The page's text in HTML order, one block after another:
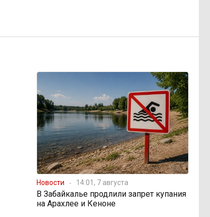
Новости 14:01, 7 августа
В Забайкалье продлили запрет купания
на Арахлее и Кеноне